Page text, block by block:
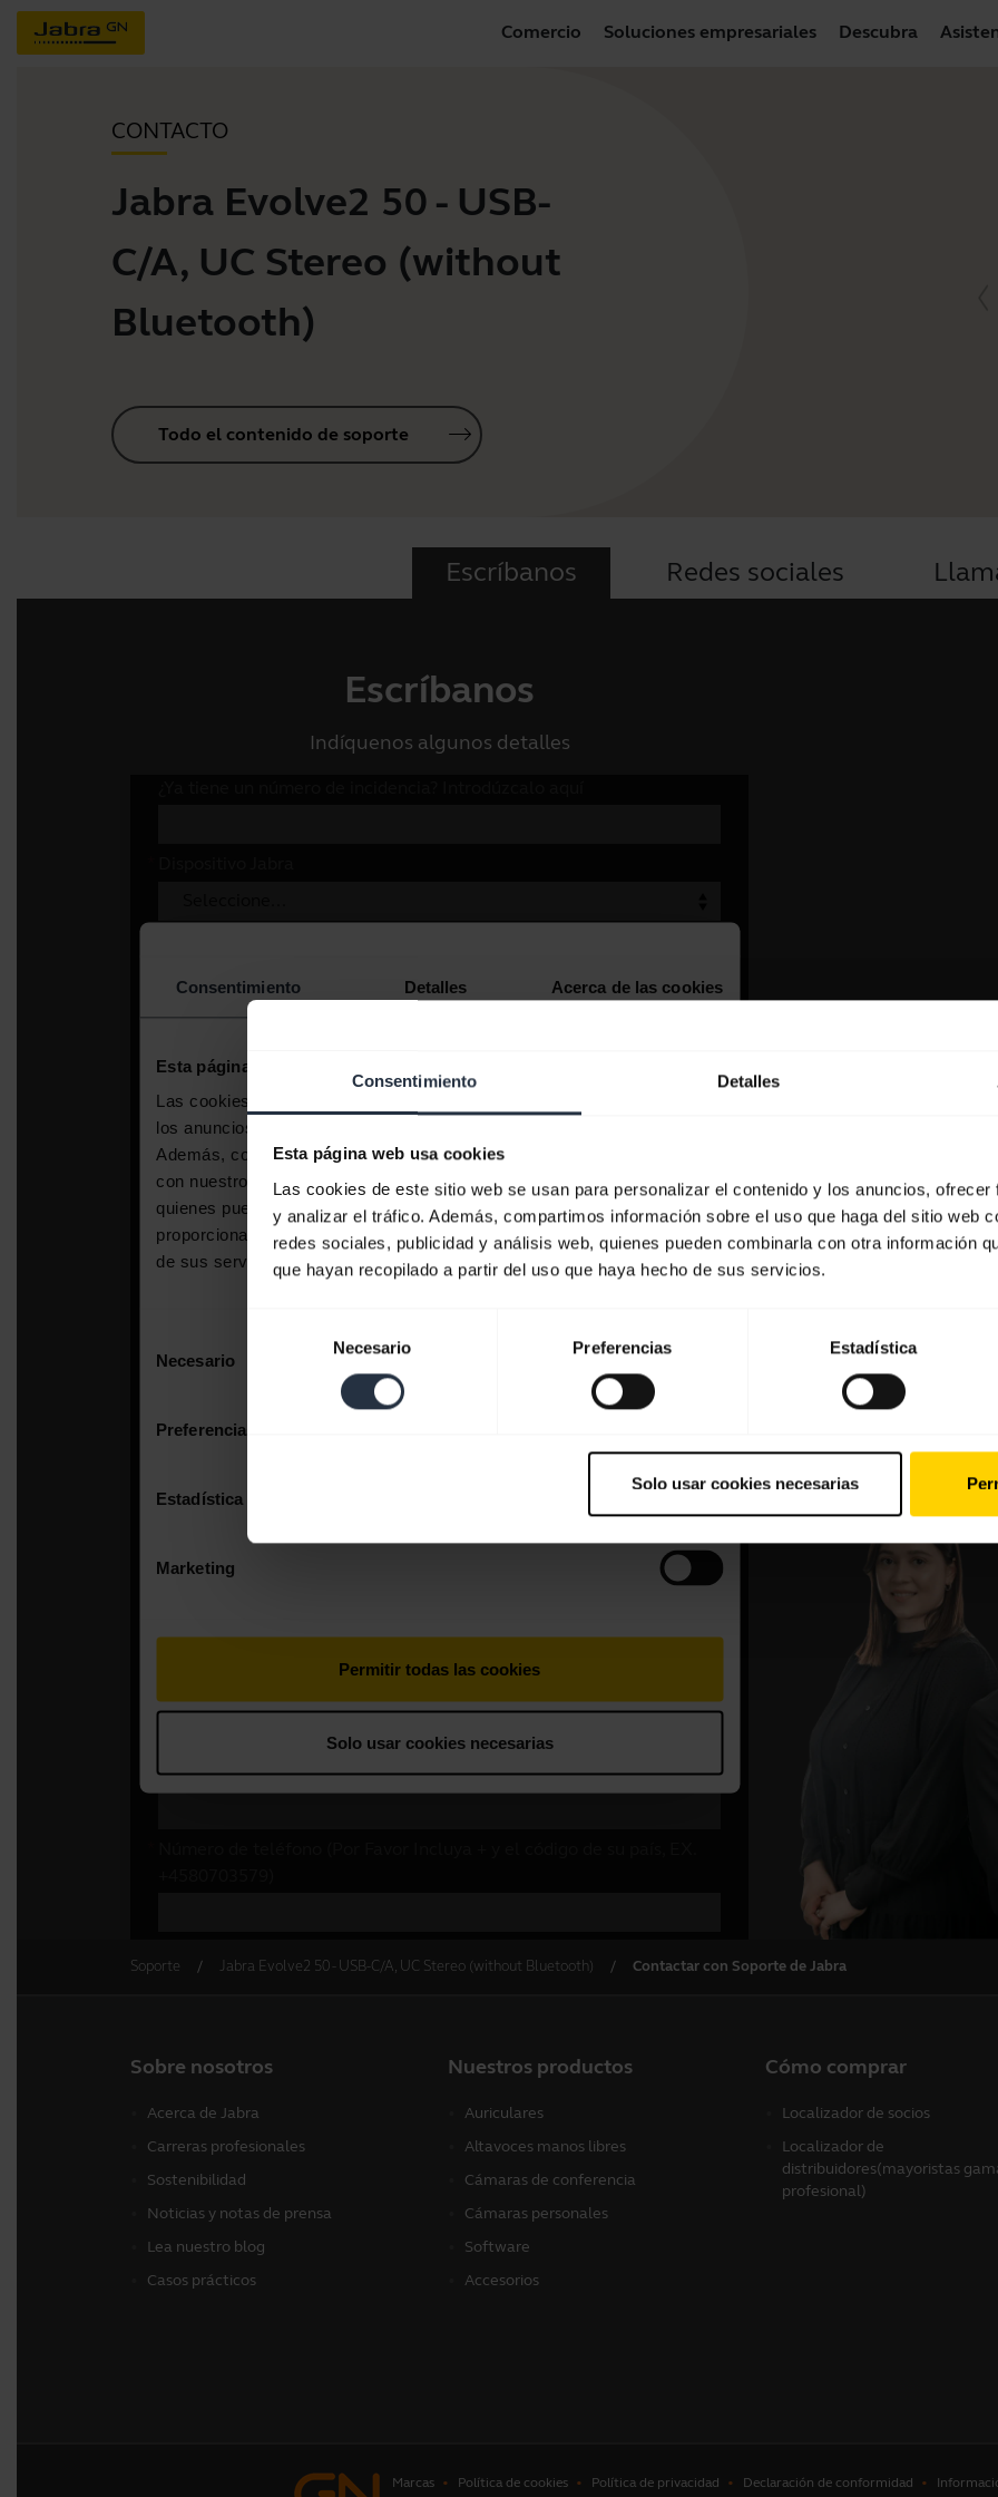
Consentimiento Detalles
Esta página web usa cookies
Las cookies de este sitio web se usan para personalizar el contenido y los anuncios,
y analizar el tráfico. Además, compartimos información sobre el uso que haga del sitio web
redes sociales, publicidad y análisis web, quienes pueden combinarla con otra información
que hayan recopilado a partir del uso que haya hecho de sus servicios.
consentimiento
Necesario Preferencias Estadística
Solo usar cookies necesarias
Comercio Soluciones empresariales Descubra
CONTACTO
Jabra Evolve2 50 - USB-
C/A, UC Stereo (without
Bluetooth)
Todo el contenido de soporte
Escríbanos Redes sociales
Escríbanos
Indíquenos algunos detalles
Soporte Jabra Evolve2 50 - USB-C/A, UC Stereo (without Bluetooth) Contactar con Soporte de Jabra
Sobre nosotros
Acerca de Jabra
Carreras profesionales
Sostenibilidad
Noticias y notas de prensa
Lea nuestro blog
Casos prácticos
Nuestros productos
Auriculares
Altavoces manos libres
Cámaras de conferencia
Cámaras personales
Software
Accesorios
Cómo comprar
Localizador de socios
Localizador de
distribuidores(mayoristas
profesional)
Marcas Política de cookies Política de privacidad Declaración de conformidad